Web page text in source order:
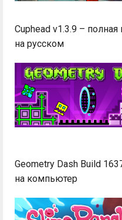
Cuphead v1.3.9 – полная
на русском
Geometry Dash Build
на компьютер